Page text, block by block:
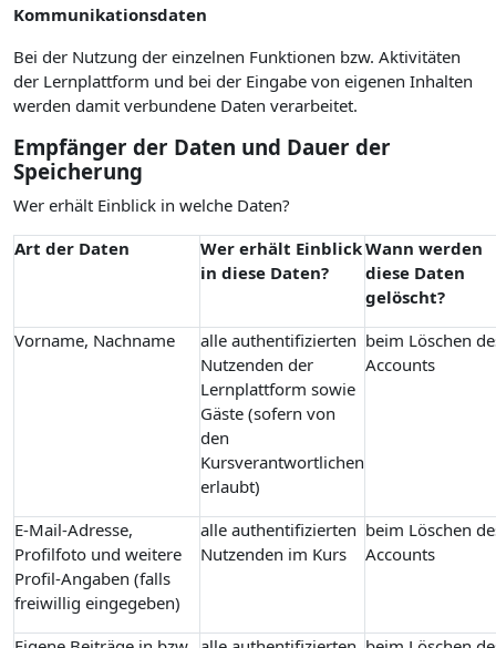
Kommunikationsdaten
Bei der Nutzung der einzelnen Funktionen bzw. Aktivitäten
der Lernplattform und bei der Eingabe von eigenen Inhalten
werden damit verbundene Daten verarbeitet.
Empfänger der Daten und Dauer der
Speicherung
Wer erhält Einblick in welche Daten?
Art der Daten
Wer erhält Einblick
in diese Daten?
Wann werden
diese Daten
gelöscht?
Vorname, Nachname
alle authentifizierten
Nutzenden der
Lernplattform sowie
Gäste (sofern von
den
Kursverantwortlichen
erlaubt)
beim Löschen
Accounts
E-Mail-Adresse,
Profilfoto und weitere
Profil-Angaben (falls
freiwillig eingegeben)
alle authentifizierten
Nutzenden im Kurs
beim Löschen
Accounts